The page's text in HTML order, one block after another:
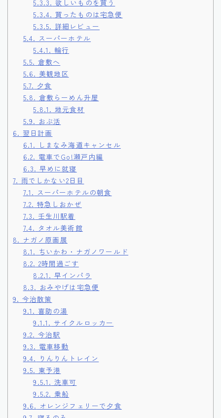
5.3.3. 欲しいものを買う
5.3.4. 買ったものは宅急便
5.3.5. 詳細レビュー
5.4. スーパーホテル
5.4.1. 輪行
5.5. 倉敷へ
5.6. 美観地区
5.7. 夕食
5.8. 倉敷らーめん升屋
5.8.1. 地元食材
5.9. おぶ活
6. 翌日計画
6.1. しまなみ海道キャンセル
6.2. 電車でGo!瀬戸内編
6.3. 早めに就寝
7. 雨でしかない2日目
7.1. スーパーホテルの朝食
7.2. 特急しおかぜ
7.3. 壬生川駅着
7.4. タオル美術館
8. ナガノ原画展
8.1. ちいかわ・ナガノワールド
8.2. 2時間過ごす
8.2.1. 早インパラ
8.3. おみやげは宅急便
9. 今治散策
9.1. 喜助の湯
9.1.1. サイクルロッカー
9.2. 今治駅
9.3. 電車移動
9.4. りんりんトレイン
9.5. 東予港
9.5.1. 洗車可
9.5.2. 乗船
9.6. オレンジフェリーで夕食